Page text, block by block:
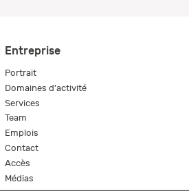
Entreprise
Portrait
Domaines d'activité
Services
Team
Emplois
Contact
Accès
Médias